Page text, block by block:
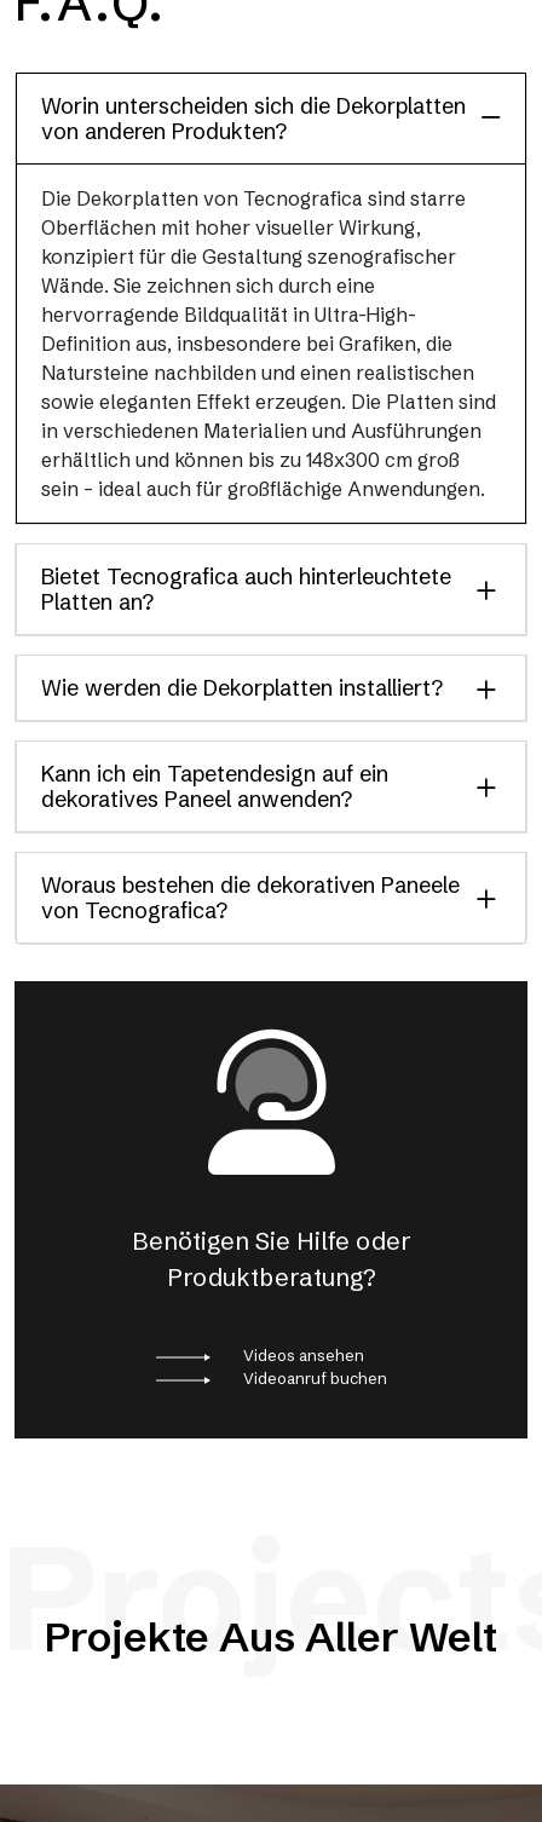
Worin unterscheiden sich die Dekorplatten
von anderen Produkten?
Die Dekorplatten von Tecnografica sind starre
Oberflächen mit hoher visueller Wirkung,
konzipiert für die Gestaltung szenografischer
Wände. Sie zeichnen sich durch eine
hervorragende Bildqualität in Ultra-High-
Definition aus, insbesondere bei Grafiken, die
Natursteine nachbilden und einen realistischen
sowie eleganten Effekt erzeugen. Die Platten sind
in verschiedenen Materialien und Ausführungen
erhältlich und können bis zu 148x300 cm groß
sein – ideal auch für großflächige Anwendungen.
Bietet Tecnografica auch hinterleuchtete
Platten an?
Wie werden die Dekorplatten installiert?
Kann ich ein Tapetendesign auf ein
dekoratives Paneel anwenden?
Woraus bestehen die dekorativen Paneele
von Tecnografica?
Benötigen Sie Hilfe oder
Produktberatung?
Videos ansehen
Videoanruf buchen
Projekte Aus Aller Welt